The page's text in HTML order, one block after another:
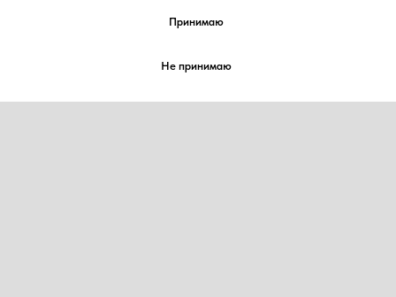
Принимаю
Не принимаю